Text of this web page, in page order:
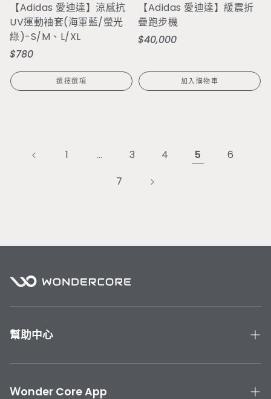
【Adidas 愛迪達】涼感抗
UV運動袖套(海軍藍/螢光
綠)-S/M、L/XL
定
價
$780
選擇選項
【Adidas 愛迪達】緩震折
疊跑步機
定
$40,000
加入購物車
1 … 3 4 5
6
7
幫助中心
產品手冊與教學
聯絡我們
Ｗonder Core App